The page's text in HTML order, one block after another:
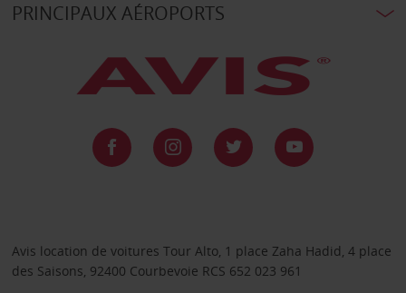
PRINCIPAUX AÉROPORTS
Avis location de voitures Tour Alto, 1 place Zaha Hadid, 4 place
des Saisons, 92400 Courbevoie RCS 652 023 961